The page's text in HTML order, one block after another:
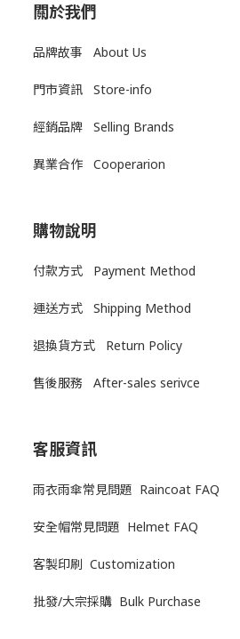
關於我們
品牌故事 About Us
門市資訊 Store-info
經銷品牌 Selling Brands
異業合作 Cooperarion
購物說明
付款方式 Payment Method
運送方式 Shipping Method
退換貨方式 Return Policy
售後服務 After-sales serivce
客服資訊
雨衣雨傘常見問題 Raincoat FAQ
安全帽常見問題 Helmet FAQ
客製印刷 Customization
批發/大宗採購 Bulk Purchase